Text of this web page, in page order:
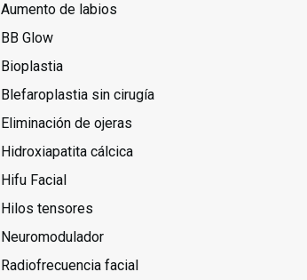
Aumento de labios
BB Glow
Bioplastia
Blefaroplastia sin cirugía
Eliminación de ojeras
Hidroxiapatita cálcica
Hifu Facial
Hilos tensores
Neuromodulador
Radiofrecuencia facial